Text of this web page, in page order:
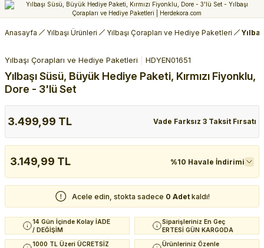
Anasayfa Yılbaşı Ürünleri Yılbaşı Çorapları ve Hediye Paketleri
Yılbaşı Çorapları ve Hediye Paketleri HDYEN01651
Yılbaşı Süsü, Büyük Hediye Paketi, Kırmızı Fiyonklu,
Dore - 3'lü Set
3.499,99 TL Vade Farksız 3 Taksit Fırsatı
3.149,99 TL %10 Havale İndirimi
Acele edin, stokta sadece 0 Adet kaldı!
14 Gün İçinde Kolay İADE
/ DEĞİŞİM
Siparişleriniz En Geç
ERTESİ GÜN KARGODA
1000 TL Üzeri ÜCRETSİZ
Ürünleriniz Özenle